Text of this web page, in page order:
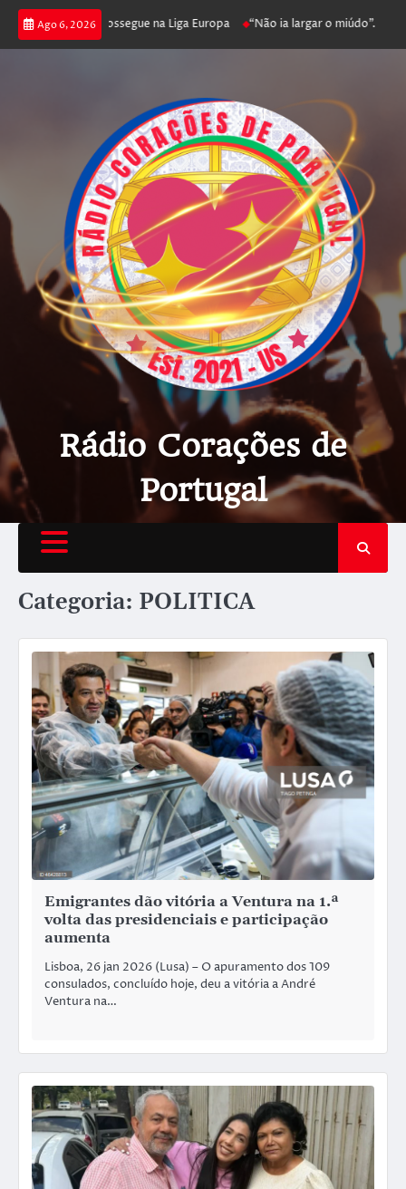
Ago 6, 2026
poker e prossegue na Liga Europa “Não ia largar o miúdo”.
Rádio Corações de
Portugal
Categoria: POLITICA
Emigrantes dão vitória a Ventura na 1.ª
volta das presidenciais e participação
aumenta
Lisboa, 26 jan 2026 (Lusa) – O apuramento dos 109
consulados, concluído hoje, deu a vitória a André
Ventura na…